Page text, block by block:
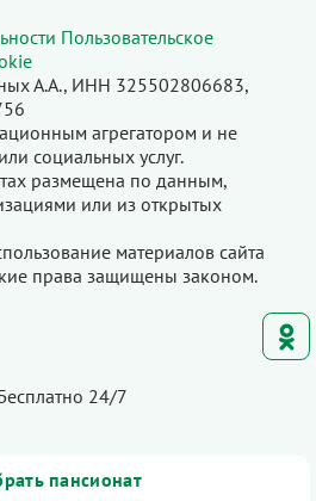
Пользовательское
А.А., ИНН 325502806683,
агрегатором и не
социальных услуг.
размещена по данным,
или из открытых
материалов сайта
права защищены законом.
24/7
пансионат